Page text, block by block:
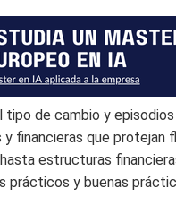
de cambio y
financieras que protejan
estructuras
prácticos y buenas